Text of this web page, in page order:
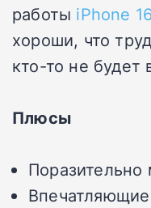
работы iPhone
хороши, что
кто-то не будет
Плюсы